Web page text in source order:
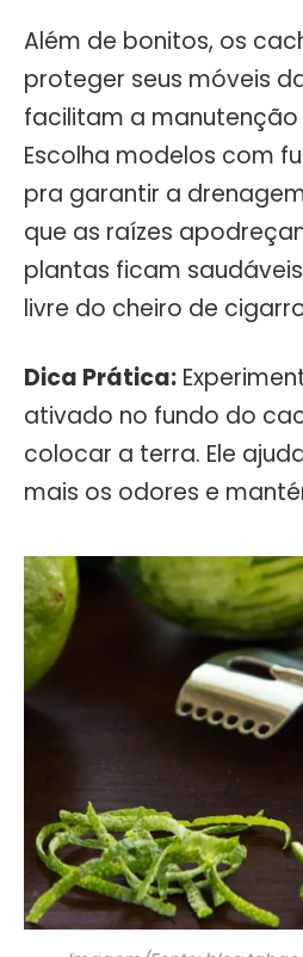
Além de bonitos, os
proteger seus móveis
facilitam a
Escolha modelos com
pra garantir a
que as raízes
plantas ficam
livre do cheiro de
Dica Prática:
ativado no fundo do
colocar a terra. Ele
mais os odores e